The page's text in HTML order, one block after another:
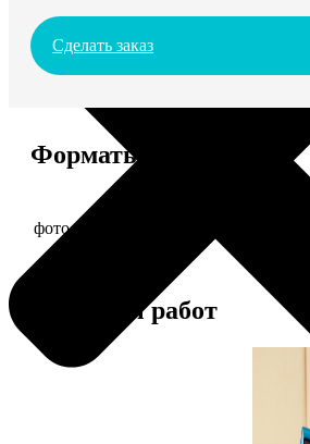
Сделать заказ
Форматы и цены
фото 10х10 в деревянной рамке
Примеры работ